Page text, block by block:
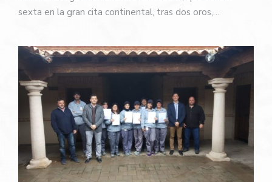
sexta en la gran cita continental, tras dos oros,…